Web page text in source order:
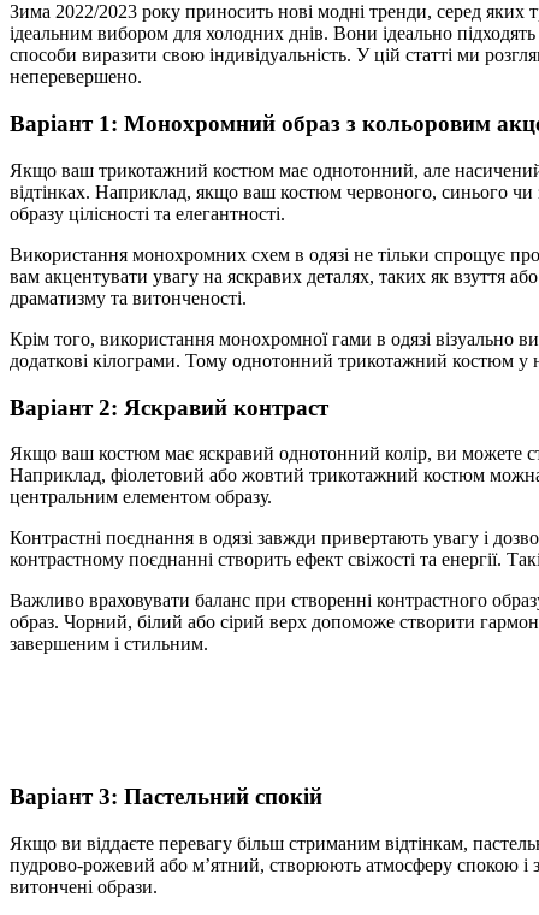
Зима 2022/2023 року приносить нові модні тренди, серед
ідеальним вибором для холодних днів. Вони ідеально
способи виразити свою індивідуальність. У цій статті ми
неперевершено.
Варіант 1: Монохромний образ з кольоровим
Якщо ваш трикотажний костюм має однотонний, але
відтінках. Наприклад, якщо ваш костюм червоного, синього
образу цілісності та елегантності.
Використання монохромних схем в одязі не тільки спрощує
вам акцентувати увагу на яскравих деталях, таких як
драматизму та витонченості.
Крім того, використання монохромної гами в одязі візуально
додаткові кілограми. Тому однотонний трикотажний костюм
Варіант 2: Яскравий контраст
Якщо ваш костюм має яскравий однотонний колір, ви можете
Наприклад, фіолетовий або жовтий трикотажний костюм
центральним елементом образу.
Контрастні поєднання в одязі завжди привертають увагу і
контрастному поєднанні створить ефект свіжості та енергії.
Важливо враховувати баланс при створенні контрастного
образ. Чорний, білий або сірий верх допоможе створити
завершеним і стильним.
Варіант 3: Пастельний спокій
Якщо ви віддаєте перевагу більш стриманим відтінкам,
пудрово-рожевий або м’ятний, створюють атмосферу спокою і
витончені образи.